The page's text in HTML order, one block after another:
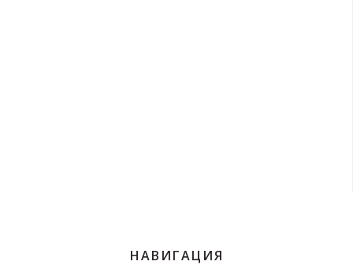
НАВИГАЦИЯ